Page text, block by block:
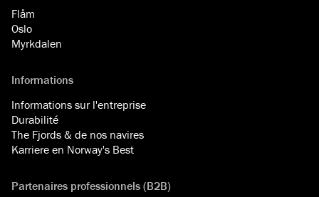
Flåm
Oslo
Myrkdalen
Informations
Informations sur l'entreprise
Durabilité
The Fjords & de nos navires
Karriere en Norway's Best
Partenaires professionnels (B2B)